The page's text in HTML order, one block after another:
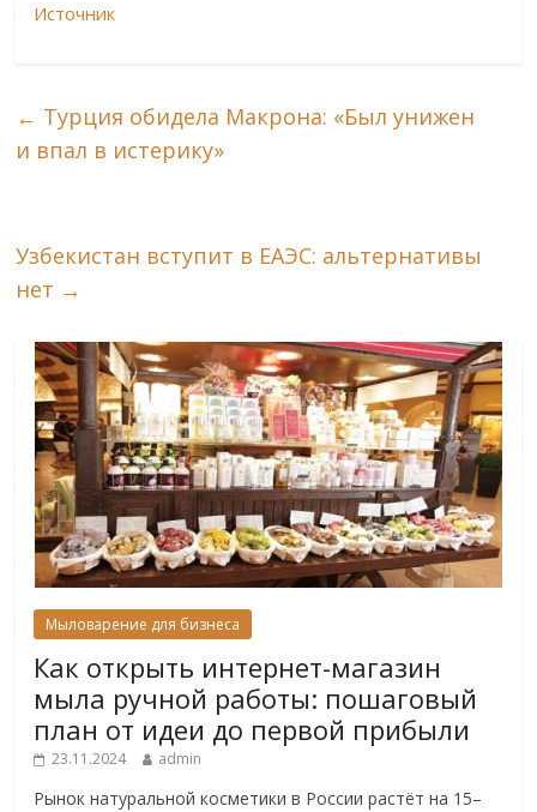
Источник
← Турция обидела Макрона: «Был унижен
и впал в истерику»
Узбекистан вступит в ЕАЭС: альтернативы
нет →
Мыловарение для бизнеса
Как открыть интернет-магазин
мыла ручной работы: пошаговый
план от идеи до первой прибыли
23.11.2024 admin
Рынок натуральной косметики в России растёт на 15–